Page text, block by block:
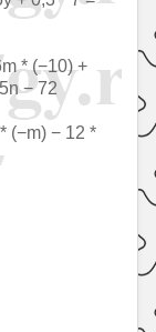
* (−10) +
− 72
(−m) − 12 *